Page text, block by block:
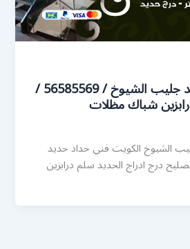
رقم حداد درج حديد جليب الشيوخ / 56585569 /
شباك مظلات
الشيوخ الكويت فني حداد حديد
درج ادراج الحديد سلم درابزين